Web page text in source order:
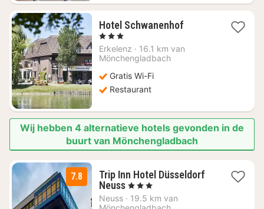
Hotel Schwanenhof1
vanaf
, 3 Sterren
Erkelenz · 16.1 km van
Mönchengladbach
Gratis Wi-Fi
Restaurant
Wij hebben 4 alternatieve hotels gevonden in de
buurt van Mönchengladbach
7.8
Trip Inn Hotel Düsseldorf
Neuss3
nachten
vanaf
, 3 Sterren
Neuss · 19.5 km van